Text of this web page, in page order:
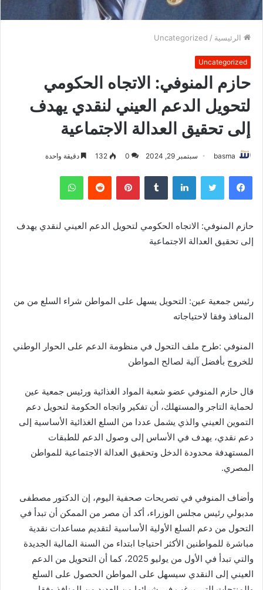
الرئيسية /
Uncategorized
Uncategorized
حازم المنوفي: الاتجاه الحكومي
لتحويل الدعم العيني لنقدي يهدف
إلى تحقيق العدالة الاجتماعية
basma سبتمبر 29, 2024 0
132 دقيقة واحدة
فيسبوك تويتر لينكدإن بينتيريست واتساب
حازم المنوفي: الاتجاه الحكومي لتحويل الدعم العيني لنقدي يهدف
إلى تحقيق العدالة الاجتماعية
رئيس جمعية عين: التحويل يسهل على المواطن شراء السلع من من
المنافذ وفقا لاحتياجاته
المنوفي :طرح ملف التحول في منظومة الدعم على الحوار الوطني
للخروج بأفضل آلية لصالح المواطن
قال حازم المنوفي عضو شعبة المواد الغذائية ورئيس جمعية عين
لحماية التاجر والمستهلك، أن تفكير واتجاه الحكومة لتحويل دعم
التموين العيني والذي يشمل عددا من السلع الغذائية الأساسية إلى
دعم نقدي، يهدف في الأساس إلى وصول الدعم للطبقات
المستهدفة محدودة الدخل وتحقيق العدالة الاجتماعية للمواطن
المصري.
وأضاف المنوفي في تصريحات صحفية اليوم، إن الدكتور مصطفى
مدبولي رئيس مجلس الوزراء، أكد أن مصر من الممكن أن تبدأ في
التحول من دعم السلع الأولية الأساسية لتقديم مساعدات نقدية
مباشرة للمواطنين الأكثر احتياجا ابتداء من السنة المالية الجديدة
والتي تبدأ في الأول من يوليو 2025، كما أن التحويل من الدعم
العيني إلى النقدي سيسهل على المواطن الحصول على السلع